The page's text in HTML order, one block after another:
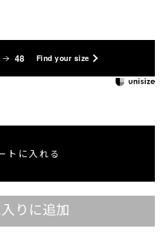
48 Find your size
トに入れる
りに追加